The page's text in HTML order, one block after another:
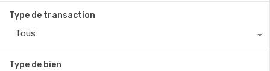
Type de transaction
Tous
Type de bien